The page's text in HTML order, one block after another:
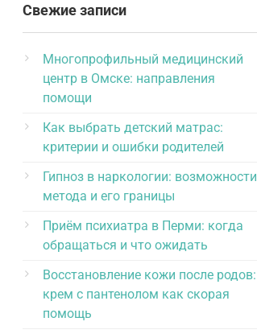
Свежие записи
Многопрофильный медицинский
центр в Омске: направления
помощи
Как выбрать детский матрас:
критерии и ошибки родителей
Гипноз в наркологии: возможности
метода и его границы
Приём психиатра в Перми: когда
обращаться и что ожидать
Восстановление кожи после родов:
крем с пантенолом как скорая
помощь